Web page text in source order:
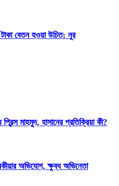
বেতন হওয়া উচিত: নুর
মাহমুদ, হাসানের প্রতিক্রিয়া কী?
অভিযোগ, ক্ষুব্ধ অভিনেতা